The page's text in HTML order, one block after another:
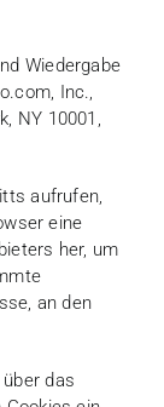
Wiedergabe
Inc.,
NY 10001,
aufrufen,
eine
her, um
an den
das